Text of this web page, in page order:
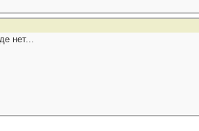
нет...